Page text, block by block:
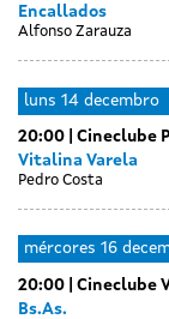
Encallados
Alfonso Zarauza
venres
11
decembro
Day
without
sessions
sábado
12
decembro
Day
without
sessions
luns 14 decembro
20:00
Cineclube
Vitalina Varela
Pedro Costa
martes
decembro
Day
without
sessions
mércores 16
20:00
Cineclube
Bs.As.